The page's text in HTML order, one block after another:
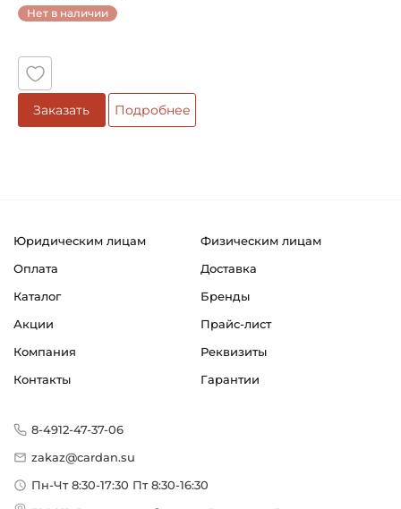
Нет в наличии
Заказать Подробнее
Юридическим лицам
Физическим лицам
Оплата
Доставка
Каталог
Бренды
Акции
Прайс-лист
Компания
Реквизиты
Контакты
Гарантии
8-4912-47-37-06
zakaz@cardan.su
Пн-Чт 8:30-17:30 Пт 8:30-16:30